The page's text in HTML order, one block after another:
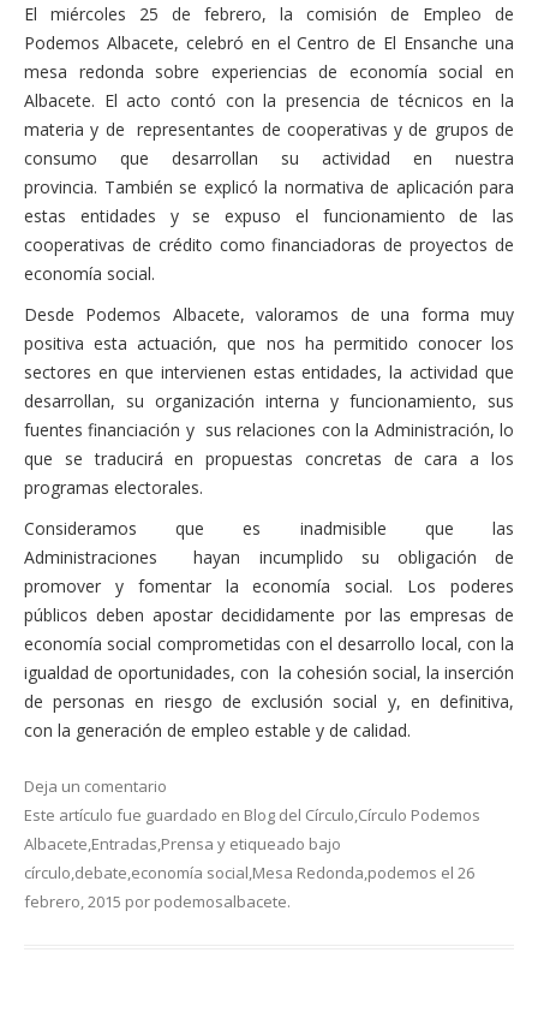
El miércoles 25 de febrero, la comisión de Empleo de
Podemos Albacete, celebró en el Centro de El Ensanche una
mesa redonda sobre experiencias de economía social en
Albacete. El acto contó con la presencia de técnicos en la
materia y de representantes de cooperativas y de grupos de
consumo que desarrollan su actividad en nuestra
provincia. También se explicó la normativa de aplicación para
estas entidades y se expuso el funcionamiento de las
cooperativas de crédito como financiadoras de proyectos de
economía social.
Desde Podemos Albacete, valoramos de una forma muy
positiva esta actuación, que nos ha permitido conocer los
sectores en que intervienen estas entidades, la actividad que
desarrollan, su organización interna y funcionamiento, sus
fuentes financiación y sus relaciones con la Administración, lo
que se traducirá en propuestas concretas de cara a los
programas electorales.
Consideramos que es inadmisible que las
Administraciones hayan incumplido su obligación de
promover y fomentar la economía social. Los poderes
públicos deben apostar decididamente por las empresas de
economía social comprometidas con el desarrollo local, con la
igualdad de oportunidades, con la cohesión social, la inserción
de personas en riesgo de exclusión social y, en definitiva,
con la generación de empleo estable y de calidad.
Deja un comentario
Este artículo fue guardado en Blog del Círculo,Círculo Podemos
Albacete,Entradas,Prensa y etiqueado bajo
círculo,debate,economía social,Mesa Redonda,podemos el 26
febrero, 2015 por podemosalbacete.